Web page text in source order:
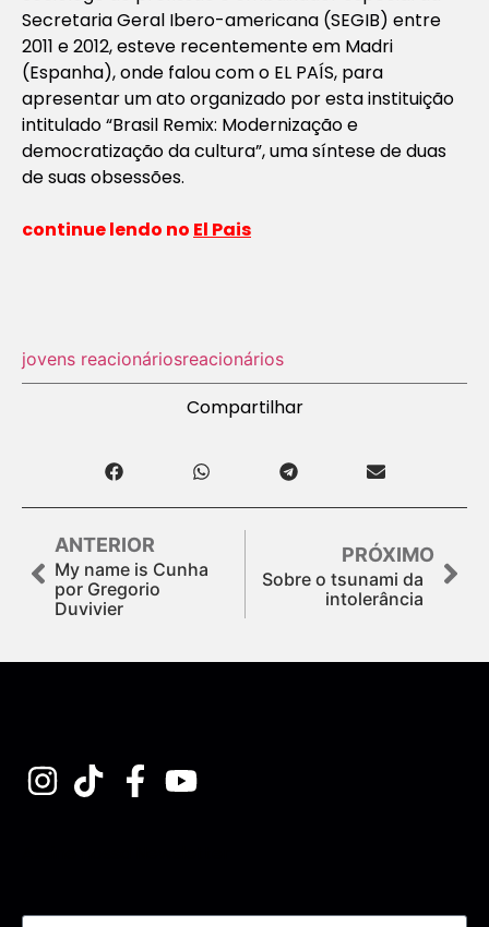
Secretaria Geral Ibero-americana (SEGIB) entre
2011 e 2012, esteve recentemente em Madri
(Espanha), onde falou com o EL PAÍS, para
apresentar um ato organizado por esta instituição
intitulado “Brasil Remix: Modernização e
democratização da cultura”, uma síntese de duas
de suasobsessões.
continue lendo no El Pais
jovens reacionáriosreacionários
Compartilhar
ANTERIOR
My name is Cunha
por Gregorio
Duvivier
PRÓXIMO
Sobre o tsunami da
intolerância